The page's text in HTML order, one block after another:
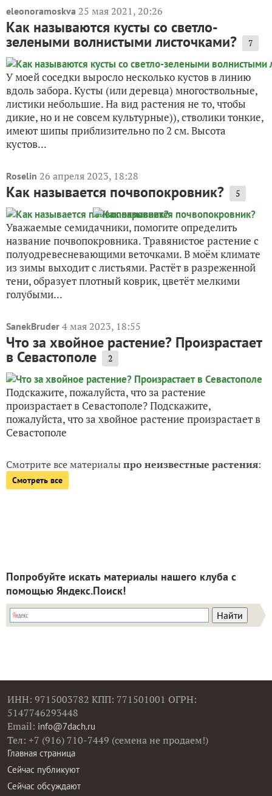
eleonoramoskva 25 мая 2021, 20:26
Как называются кусты со светло-
зелеными волнистыми листочками? 7
У моей соседки выросло несколько кустов в линию
вдоль забора. Кусты (или деревца) многоствольные,
листики небольшие. На вид растения не то, чтобы
дикие, но и не совсем культурные)), стволики тонкие,
имеют шипы приблизительно по 2 см. Высота
кустов...
Roselin 26 апреля 2023, 18:28
Как называется почвопокровник? 5
Уважаемые семидачники, помогите определить
название почвопокровника. Травянистое растение с
полуодревесневающими веточками. В моëм климате
из зимы выходит с листьями. Растëт в разреженной
тени, образует плотный коврик, цветëт мелкими
голубыми...
SanekBruder 4 мая 2023, 18:55
Что за хвойное растение? Произрастает
в Севастополе 2
Подскажите, пожалуйста, что за растение
произрастает в Севастополе? Подскажите,
пожалуйста, что за хвойное растение произрастает в
Севастополе
Смотрите все материалыпро неизвестные растения:
Смотреть все
Попробуйте искать материалы нашего клуба с
помощью Яндекс.Поиск!
ИНН: 9715003782 КПП: 771501001 ОГРН:
5147746293448
Email: info@7dach.ru
Тел: +7 (916) 710-7449 (семена не продаем!)
Главная страница
Сейчас публикуют
Сейчас обсуждают